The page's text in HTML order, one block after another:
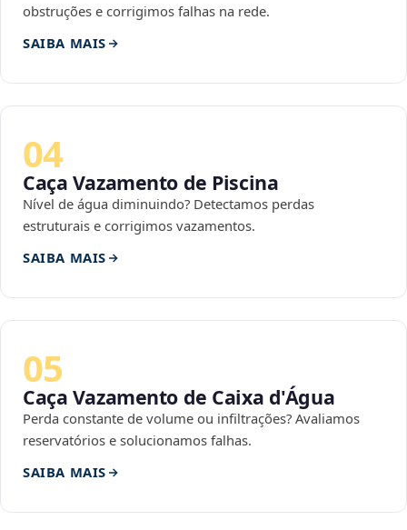
obstruções e corrigimos falhas na rede.
SAIBA MAIS
04
Caça Vazamento de Piscina
Nível de água diminuindo? Detectamos perdas
estruturais e corrigimos vazamentos.
SAIBA MAIS
05
Caça Vazamento de Caixa d'Água
Perda constante de volume ou infiltrações? Avaliamos
reservatórios e solucionamos falhas.
SAIBA MAIS